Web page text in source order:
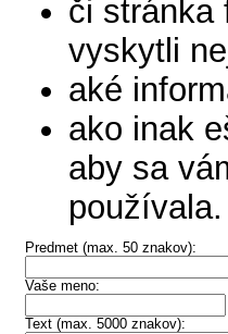
či stránka
vyskytli
aké
ako inak
aby sa
používala.
Predmet (max. 50 znakov):
Vaše meno:
Text (max. 5000 znakov):